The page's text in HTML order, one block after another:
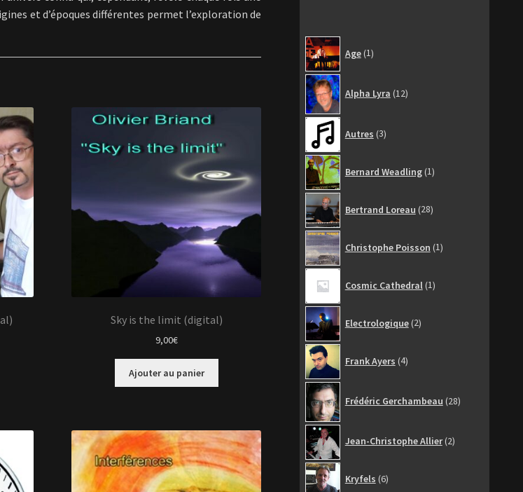
et d’époques différentes permet l’exploration de
Sky is the limit (digital)
9,00€
Ajouter au panier
Age 1produit
Alpha Lyra 12produits
Autres 3produits
Bernard Weadling 1produit
Bertrand Loreau 28produits
Christophe Poisson 1produit
Cosmic Cathedral 1produit
Electrologique 2produits
Frank Ayers 4produits
Frédéric Gerchambeau 28produits
Jean-Christophe Allier 2produits
Kryfels 6produits